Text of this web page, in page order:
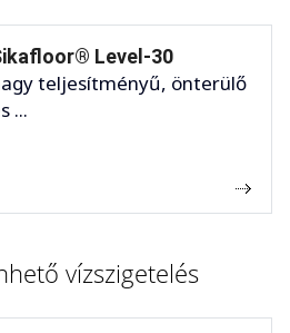
Level-30
teljesítményű, önterülő
...
vízszigetelés